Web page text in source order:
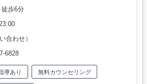
歩6分
合わせ）
6828
導あり 無料カウンセリング